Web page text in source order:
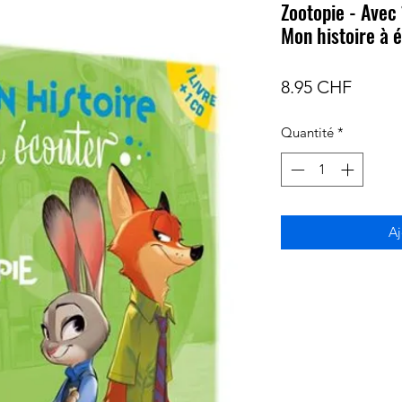
Zootopie - Avec
Mon histoire à
8.95 CHFPrix
Quantité *